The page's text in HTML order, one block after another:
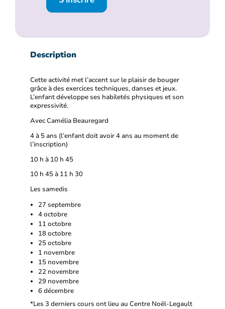
Description
Cette activité met l’accent sur le plaisir de bouger
grâce à des exercices techniques, danses et jeux.
L’enfant développe ses habiletés physiques et son
expressivité.
Avec Camélia Beauregard
4 à 5 ans (l’enfant doit avoir 4 ans au moment de
l’inscription)
10 h à 10 h 45
10 h 45 à 11 h 30
Les samedis
27 septembre
4 octobre
11 octobre
18 octobre
25 octobre
1 novembre
15 novembre
22 novembre
29 novembre
6 décembre
*Les 3 derniers cours ont lieu au Centre Noël-Legault